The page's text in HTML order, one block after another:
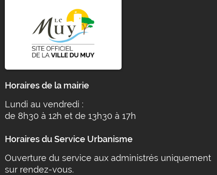
Horaires de la mairie
Lundi au vendredi :
de 8h30 à 12h et de 13h30 à 17h
Horaires du Service Urbanisme
Ouverture du service aux administrés uniquement
sur rendez-vous.